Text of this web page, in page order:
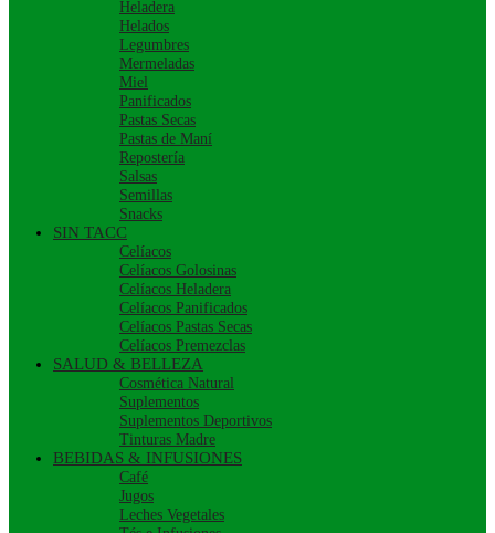
Heladera
Helados
Legumbres
Mermeladas
Miel
Panificados
Pastas Secas
Pastas de Maní
Repostería
Salsas
Semillas
Snacks
SIN TACC
Celíacos
Celíacos Golosinas
Celíacos Heladera
Celíacos Panificados
Celíacos Pastas Secas
Celíacos Premezclas
SALUD & BELLEZA
Cosmética Natural
Suplementos
Suplementos Deportivos
Tinturas Madre
BEBIDAS & INFUSIONES
Café
Jugos
Leches Vegetales